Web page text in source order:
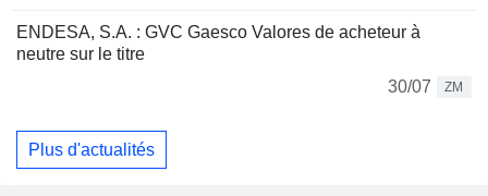
ENDESA, S.A. : GVC Gaesco Valores de acheteur à
neutre sur le titre
30/07
ZM
Plus d'actualités